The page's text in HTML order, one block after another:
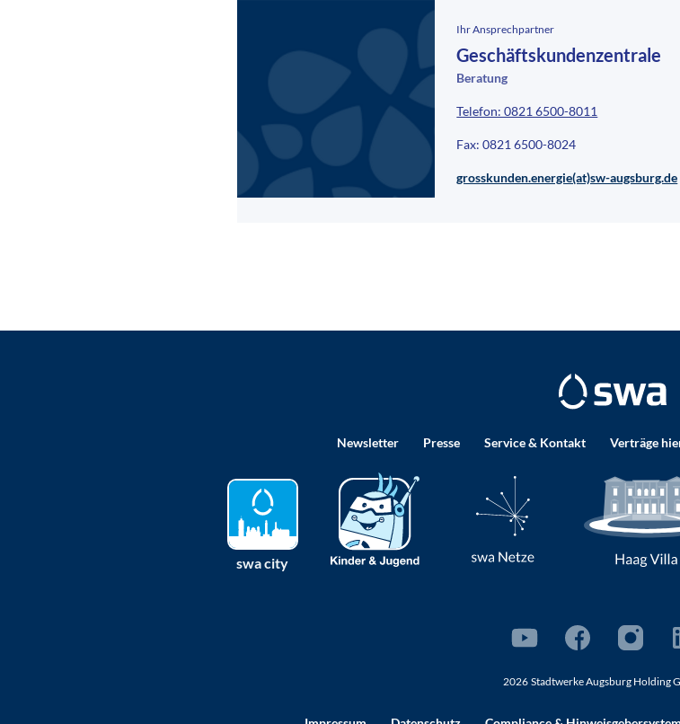
Ihr Ansprechpartner
Geschäftskundenzentrale
Beratung
Telefon: 0821 6500-8011
Fax: 0821 6500-8024
grosskunden.energie(at)sw-augsburg.de
Newsletter Presse Service & Kontakt Verträge
swa city
2026 Stadtwerke Augsburg Holding